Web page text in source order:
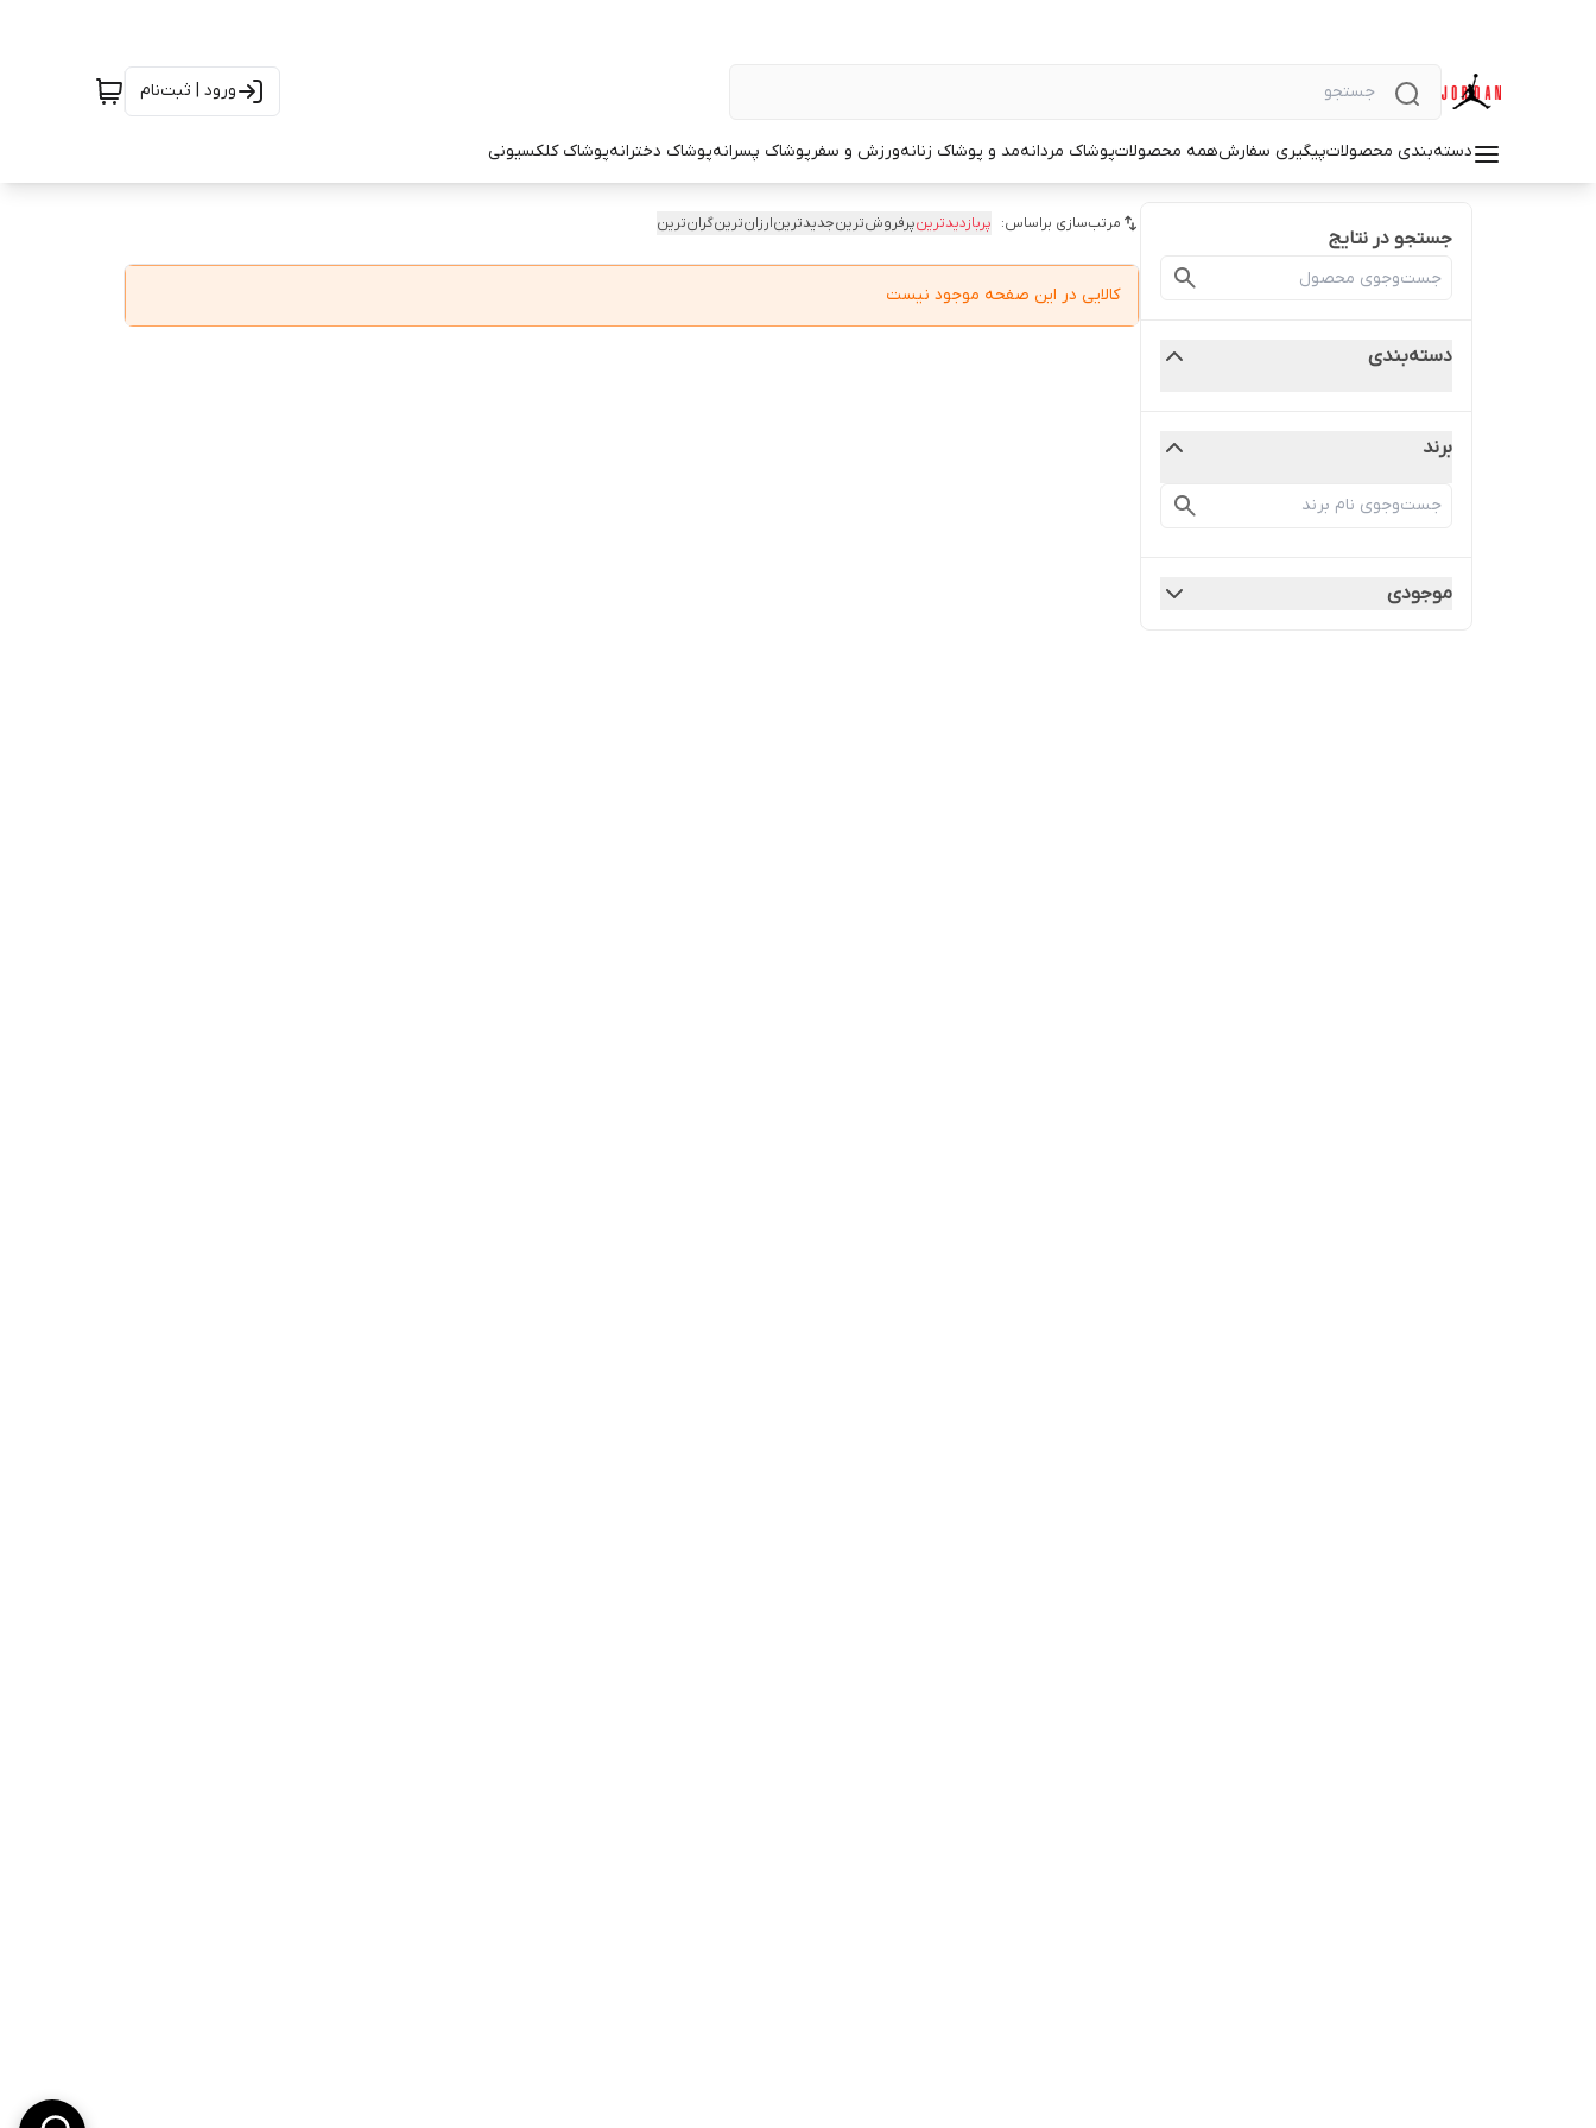
ورود | ثبت‌نام
دسته‌بندی محصولاتپیگیری سفارشهمه محصولاتپوشاک مردانهمد و پوشاک زنانهورزش و سفرپوشاک پسرانهپوشاک دخترانهپوشاک کلکسیونی
جستجو در نتایج
دسته‌بندی
برند
موجودی
مرتب‌سازی براساس: پربازدیدترینپرفروش‌ترینجدیدترینارزان‌ترینگران‌ترین
کالایی در این صفحه موجود نیست